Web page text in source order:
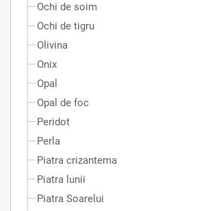
Ochi de soim
Ochi de tigru
Olivina
Onix
Opal
Opal de foc
Peridot
Perla
Piatra crizantema
Piatra lunii
Piatra Soarelui